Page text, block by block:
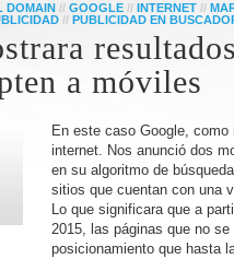
DOMAIN // GOOGLE // INTERNET //
// PUBLICIDAD EN
a móviles
En este caso Google,
internet. Nos anunció dos
en su algoritmo de
sitios que cuentan con una
Lo que significara que a
2015, las páginas que no
posicionamiento que hasta